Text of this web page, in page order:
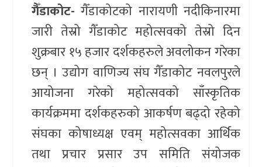
गैँडाकोट- गैँडाकोटको नारायणी नदीकिनारमा
जारी तेस्रो गैँडाकोट महोत्सवको तेस्रो दिन
शुक्रबार १५ हजार दर्शकहरुले अवलोकन गरेका
छन् । उद्योग वाणिज्य संघ गैँडाकोट नवलपुरले
आयोजना गरेको महोत्सवको साँस्कृतिक
कार्यक्रममा दर्शकहरुको आकर्षण बढ्दो रहेको
संघका कोषाध्यक्ष एवम् महोत्सवका आर्थिक
तथा प्रचार प्रसार उप समिति संयोजक